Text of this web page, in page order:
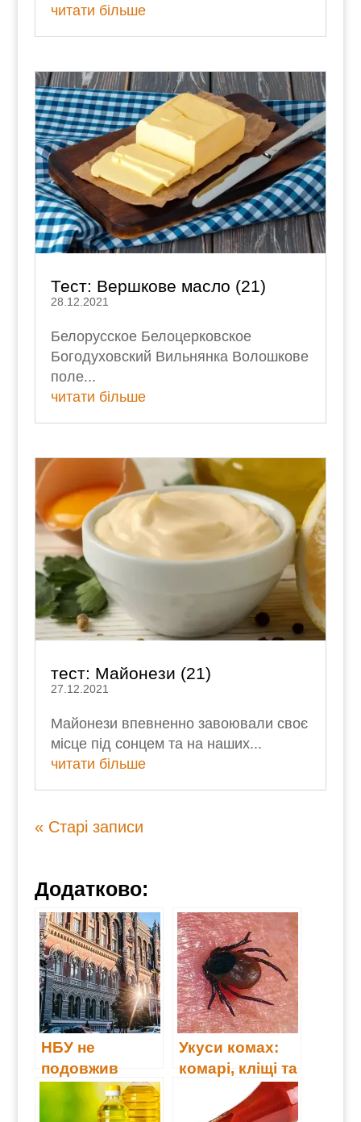
читати більше
Тест: Вершкове масло (21)
28.12.2021
Белорусское Белоцерковское
Богодуховский Вильнянка Волошкове
поле...
читати більше
тест: Майонези (21)
27.12.2021
Майонези впевненно завоювали своє
місце під сонцем та на наших...
читати більше
« Старі записи
Додатково:
НБУ не
подовжив
регуляторне
обмеження
Укуси комах:
комарі, кліщі та